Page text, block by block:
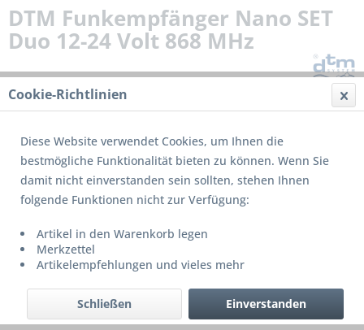
DTM Funkempfänger Nano SET
Duo 12-24 Volt 868 MHz
Cookie-Richtlinien
Diese Website verwendet Cookies, um Ihnen die
bestmögliche Funktionalität bieten zu können. Wenn Sie
damit nicht einverstanden sein sollten, stehen Ihnen
folgende Funktionen nicht zur Verfügung:
Artikel in den Warenkorb legen
Merkzettel
Artikelempfehlungen und vieles mehr
Einverstanden
Schließen